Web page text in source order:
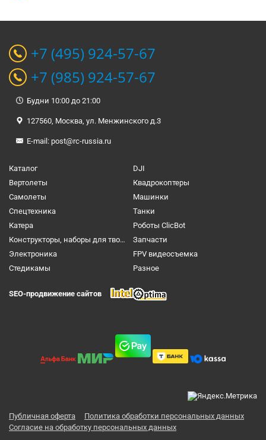
+7 (495) 924-57-67
+7 (985) 924-57-67
Будни 10:00 до 21:00
127560, Москва, ул. Менжинского д.3
E-mail: post@rc-russia.ru
Каталог
DJI
Вертолеты
Квадрокоптеры
Самолеты
Машинки
Спецтехника
Танки
Катера
Роботы ClicBot
Конструкторы, наборы для творчества и настольные игры
Запчасти
Электроника
FPV видеосъемка
Cтедикамы
Разное
SEO-продвижение сайтов
Публичная оферта
Политика обработки персональных данных
Согласие на обработку персональных данных